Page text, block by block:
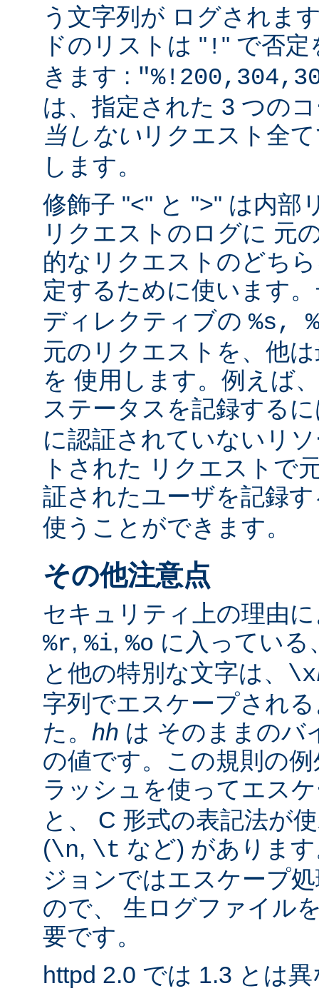
う文字列が ログされま
ドのリストは " ! " で否定
きます :
は、指定された 3 つの
当しない リクエスト全
します。
修飾子 "<" と ">" は内部
リクエストのログに 元
的なリクエストのどち
定するために使います
ディレクティブの %s,
元のリクエストを、他
を 使用します。例えば
ステータスを記録する
に認証されていないリ
トされた リクエストで
証されたユーザを記録
使うことができます。
その他注意点
セキュリティ上の理由
%r, %i, %o に入っている
と他の特別な文字は、 \x
字列でエスケープされ
た。 hh は そのままのバ
の値です。この規則の
ラッシュを使ってエス
と、 C 形式の表記法が
(\n, \t など) がありま
ジョンではエスケープ
ので、 生ログファイル
要です。
httpd 2.0 では 1.3 とは